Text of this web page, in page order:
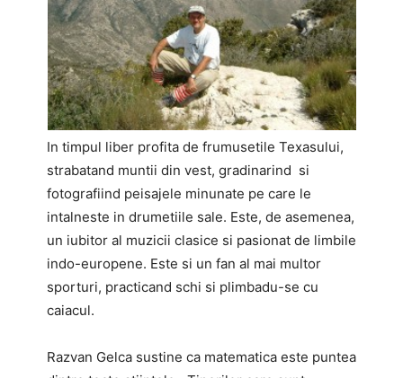
In timpul liber profita de frumusetile Texasului,
strabatand muntii din vest, gradinarind si
fotografiind peisajele minunate pe care le
intalneste in drumetiile sale. Este, de asemenea,
un iubitor al muzicii clasice si pasionat de limbile
indo-europene. Este si un fan al mai multor
sporturi, practicand schi si plimbadu-se cu
caiacul.
Razvan Gelca sustine ca matematica este puntea